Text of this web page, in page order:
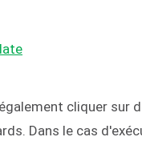
cliquer sur
Dans le cas